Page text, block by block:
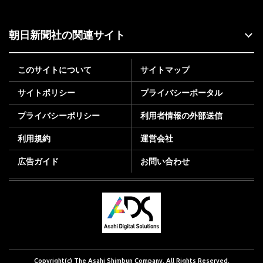
朝日新聞社の関連サイト
このサイトについて サイトマップ
サイトポリシー プライバシーポータル
プライバシーポリシー 利用者情報の外部送信
利用規約 運営会社
広告ガイド お問い合わせ
Copyright(c) The Asahi Shimbun Company. All Rights Reserved.